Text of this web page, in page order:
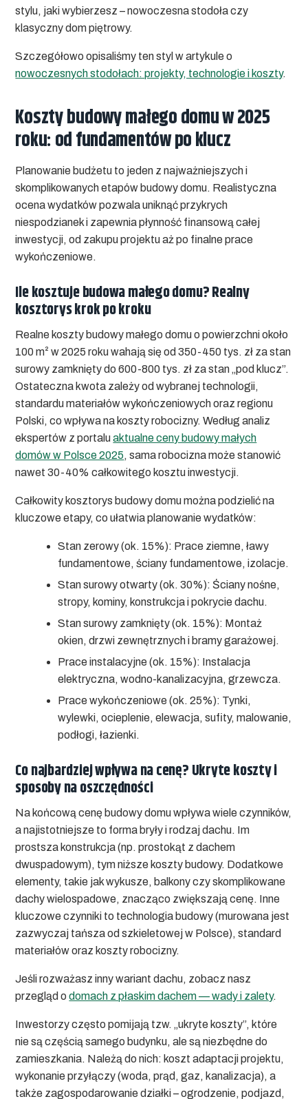
stylu, jaki wybierzesz – nowoczesna stodoła czy
klasyczny dom piętrowy.
Szczegółowo opisaliśmy ten styl w artykule o
nowoczesnych stodołach: projekty, technologie i koszty.
Koszty budowy małego domu w 2025
roku: od fundamentów po klucz
Planowanie budżetu to jeden z najważniejszych i
skomplikowanych etapów budowy domu. Realistyczna
ocena wydatków pozwala uniknąć przykrych
niespodzianek i zapewnia płynność finansową całej
inwestycji, od zakupu projektu aż po finalne prace
wykończeniowe.
Ile kosztuje budowa małego domu? Realny
kosztorys krok po kroku
Realne koszty budowy małego domu o powierzchni około
100 m² w 2025 roku wahają się od 350-450 tys. zł za stan
surowy zamknięty do 600-800 tys. zł za stan „pod klucz”.
Ostateczna kwota zależy od wybranej technologii,
standardu materiałów wykończeniowych oraz regionu
Polski, co wpływa na koszty robocizny. Według analiz
ekspertów z portaluaktualne ceny budowy małych
domów w Polsce 2025, sama robocizna może stanowić
nawet 30-40% całkowitego kosztu inwestycji.
Całkowity kosztorys budowy domu można podzielić na
kluczowe etapy, co ułatwia planowanie wydatków:
Stan zerowy (ok. 15%): Prace ziemne, ławy
fundamentowe, ściany fundamentowe, izolacje.
Stan surowy otwarty (ok. 30%): Ściany nośne,
stropy, kominy, konstrukcja i pokrycie dachu.
Stan surowy zamknięty (ok. 15%): Montaż
okien, drzwi zewnętrznych i bramy garażowej.
Prace instalacyjne (ok. 15%): Instalacja
elektryczna, wodno-kanalizacyjna, grzewcza.
Prace wykończeniowe (ok. 25%): Tynki,
wylewki, ocieplenie, elewacja, sufity, malowanie,
podłogi, łazienki.
Co najbardziej wpływa na cenę? Ukryte koszty i
sposoby na oszczędności
Na końcową cenę budowy domu wpływa wiele czynników,
a najistotniejsze to forma bryły i rodzaj dachu. Im
prostsza konstrukcja (np. prostokąt z dachem
dwuspadowym), tym niższe koszty budowy. Dodatkowe
elementy, takie jak wykusze, balkony czy skomplikowane
dachy wielospadowe, znacząco zwiększają cenę. Inne
kluczowe czynniki to technologia budowy (murowana jest
zazwyczaj tańsza od szkieletowej w Polsce), standard
materiałów oraz koszty robocizny.
Jeśli rozważasz inny wariant dachu, zobacz nasz
przegląd odomach z płaskim dachem — wady i zalety.
Inwestorzy często pomijają tzw. „ukryte koszty”, które
nie są częścią samego budynku, ale są niezbędne do
zamieszkania. Należą do nich: koszt adaptacji projektu,
wykonanie przyłączy (woda, prąd, gaz, kanalizacja), a
także zagospodarowanie działki – ogrodzenie, podjazd,